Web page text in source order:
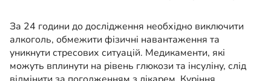
За 24 години до дослідження необхідно виключити
алкоголь, обмежити фізичні навантаження та
уникнути стресових ситуацій. Медикаменти, які
можуть вплинути на рівень глюкози та інсуліну, слід